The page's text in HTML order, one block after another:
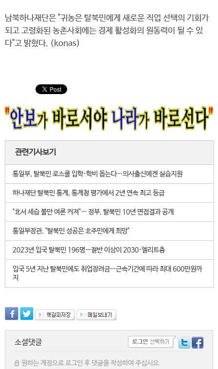
남북하나재단은 "귀농은 탈북민에게 새로운 직업 선택의 기회가
되고 고령화된 농촌사회에는 경제 활성화의 원동력이 될 수 있
다"고 밝혔다. (konas)
관련기사보기
통일부, 탈북민 로스쿨 입학·학비 돕는다…의사출신에겐 실습지원
하나재단 탈북민 통계, 통계청 평가에서 2년 연속 최고 등급
"北서 세습 불만 여론 커져"… 정부, 탈북민 10년 면접결과 공개
통일부장관, "탈북민 성공은 北주민에게 희망"
2023년 입국 탈북민 196명…절반 이상이 2030·엘리트층
입국 5년 지난 탈북민에도 취업장려금…근속기간에 따라 최대 600만원까
지
소셜댓글
원하는 계정으로 로그인 후 댓글을 작성하여 주십시요.